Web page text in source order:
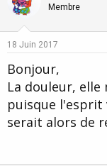
Membre
18 Juin 2017
Bonjour,
La douleur,
puisque l'esprit
serait alors de